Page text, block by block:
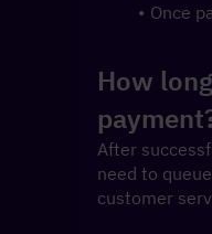
Once
How
After
need to
customer